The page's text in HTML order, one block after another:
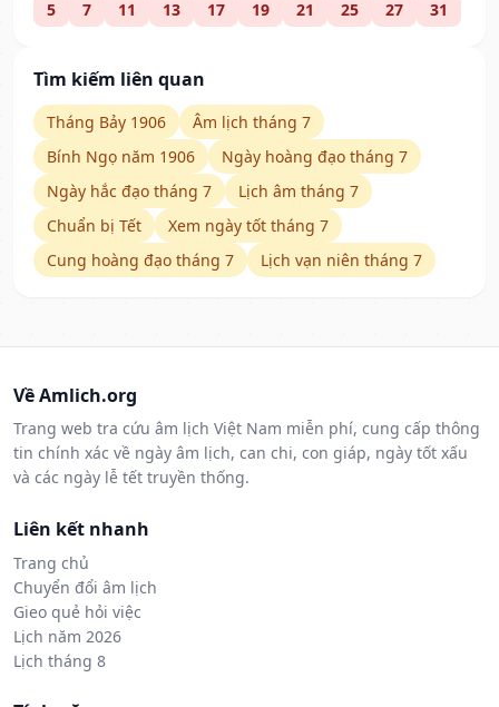
5 7 11 13 17 19 21 25 27 31
Tìm kiếm liên quan
Tháng Bảy 1906
Âm lịch tháng 7
Bính Ngọ năm 1906
Ngày hoàng đạo tháng 7
Ngày hắc đạo tháng 7
Lịch âm tháng 7
Chuẩn bị Tết
Xem ngày tốt tháng 7
Cung hoàng đạo tháng 7
Lịch vạn niên tháng 7
Về Amlich.org
Trang web tra cứu âm lịch Việt Nam miễn phí, cung cấp thông
tin chính xác về ngày âm lịch, can chi, con giáp, ngày tốt xấu
và các ngày lễ tết truyền thống.
Liên kết nhanh
Trang chủ
Chuyển đổi âm lịch
Gieo quẻ hỏi việc
Lịch năm 2026
Lịch tháng 8